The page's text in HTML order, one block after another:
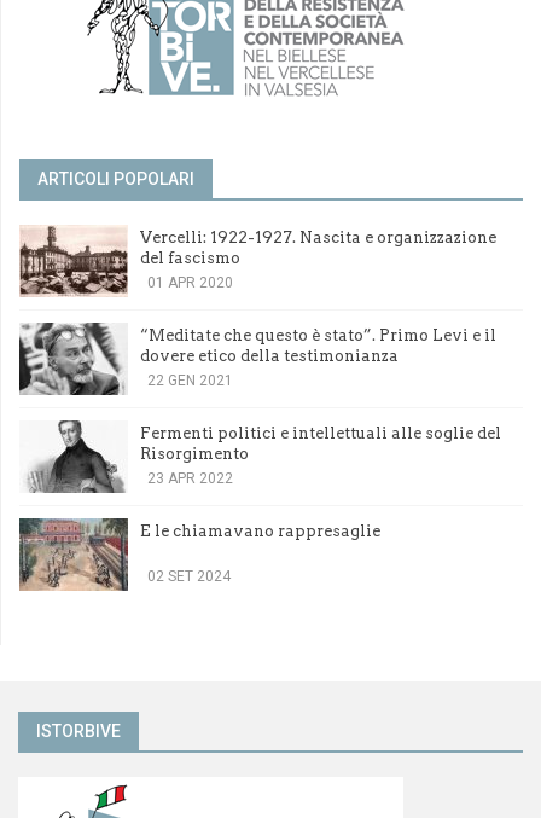
ARTICOLI POPOLARI
Vercelli: 1922-1927. Nascita e organizzazione
del fascismo
01 APR 2020
“Meditate che questo è stato”. Primo Levi e il
dovere etico della testimonianza
22 GEN 2021
Fermenti politici e intellettuali alle soglie del
Risorgimento
23 APR 2022
E le chiamavano rappresaglie
02 SET 2024
ISTORBIVE